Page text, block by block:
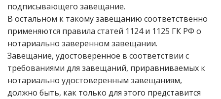
подписывающего завещание.
В остальном к такому завещанию соответственно
применяются правила статей 1124 и 1125 ГК РФ о
нотариально заверенном завещании.
Завещание, удостоверенное в соответствии с
требованиями для завещаний, приравниваемых к
нотариально удостоверенным завещаниям,
должно быть, как только для этого представится